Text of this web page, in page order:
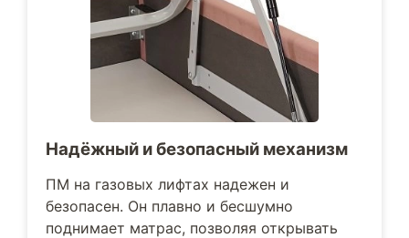
Надёжный и безопасный механизм
ПМ на газовых лифтах надежен и
безопасен. Он плавно и бесшумно
поднимает матрас, позволяя открывать